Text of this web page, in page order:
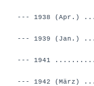
--- 1938 (Apr.)
--- 1939 (Jan.)
--- 1941
--- 1942 (März)